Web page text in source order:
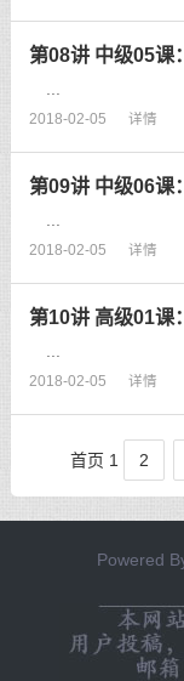
第08讲 中级05课
2018-02-05 详情
第09讲 中级06课
2018-02-05 详情
第10讲 高级01课
2018-02-05 详情
首页 1 2
Powered